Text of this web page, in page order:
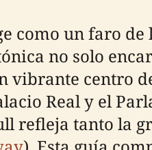
como un faro
no solo
vibrante centro
Real y el
refleja tanto la